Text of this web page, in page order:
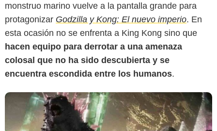
monstruo marino vuelve a la pantalla grande para
protagonizar Godzilla y Kong: El nuevo imperio. En
esta ocasión no se enfrenta a King Kong sino que
hacen equipo para derrotar a una amenaza
colosal que no ha sido descubierta y se
encuentra escondida entre los humanos.